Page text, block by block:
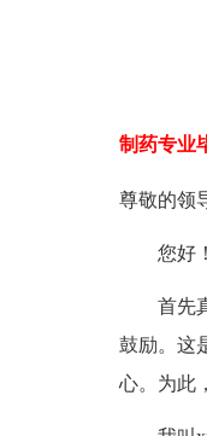
制药专业
尊敬的领
您好！
首先真
鼓励。这
心。为此